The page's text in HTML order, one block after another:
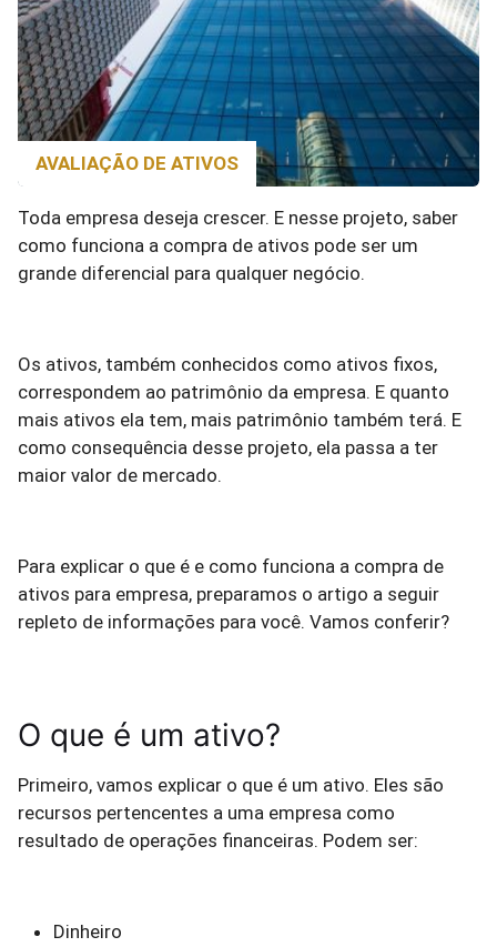
AVALIAÇÃO DE ATIVOS
Toda empresa deseja crescer. E nesse projeto, saber
como funciona a compra de ativos pode ser um
grande diferencial para qualquer negócio.
Os ativos, também conhecidos como ativos fixos,
correspondem ao patrimônio da empresa. E quanto
mais ativos ela tem, mais patrimônio também terá. E
como consequência desse projeto, ela passa a ter
maior valor de mercado.
Para explicar o que é e como funciona a compra de
ativos para empresa, preparamos o artigo a seguir
repleto de informações para você. Vamos conferir?
O que é um ativo?
Primeiro, vamos explicar o que é um ativo. Eles são
recursos pertencentes a uma empresa como
resultado de operações financeiras. Podem ser:
Dinheiro